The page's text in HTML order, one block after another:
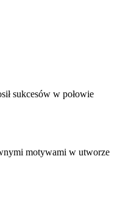
sukcesów w połowie
motywami w utworze